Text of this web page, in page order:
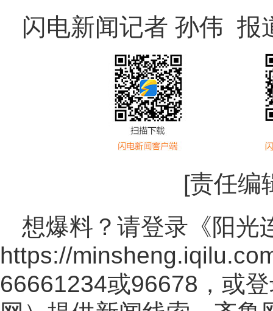
闪电新闻记者 孙伟 报
[责任编
想爆料？请登录《阳光
https://
66661234或96678，或